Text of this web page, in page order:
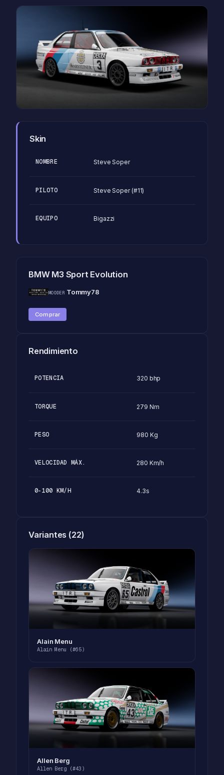
Skin
NOMBRE Steve Soper
PILOTO Steve Soper (#11)
EQUIPO Bigazzi
BMW M3 Sport Evolution
MODDER Tommy78
Comprar
Rendimiento
POTENCIA 320 bhp
TORQUE 279 Nm
PESO 980 Kg
VELOCIDAD MÁX. 280 Km/h
0-100 KM/H 4.3s
Variantes (22)
Alain Menu
Alain Menu (#65)
Allen Berg
Allen Berg (#43)